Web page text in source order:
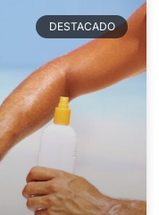
DESTACADO